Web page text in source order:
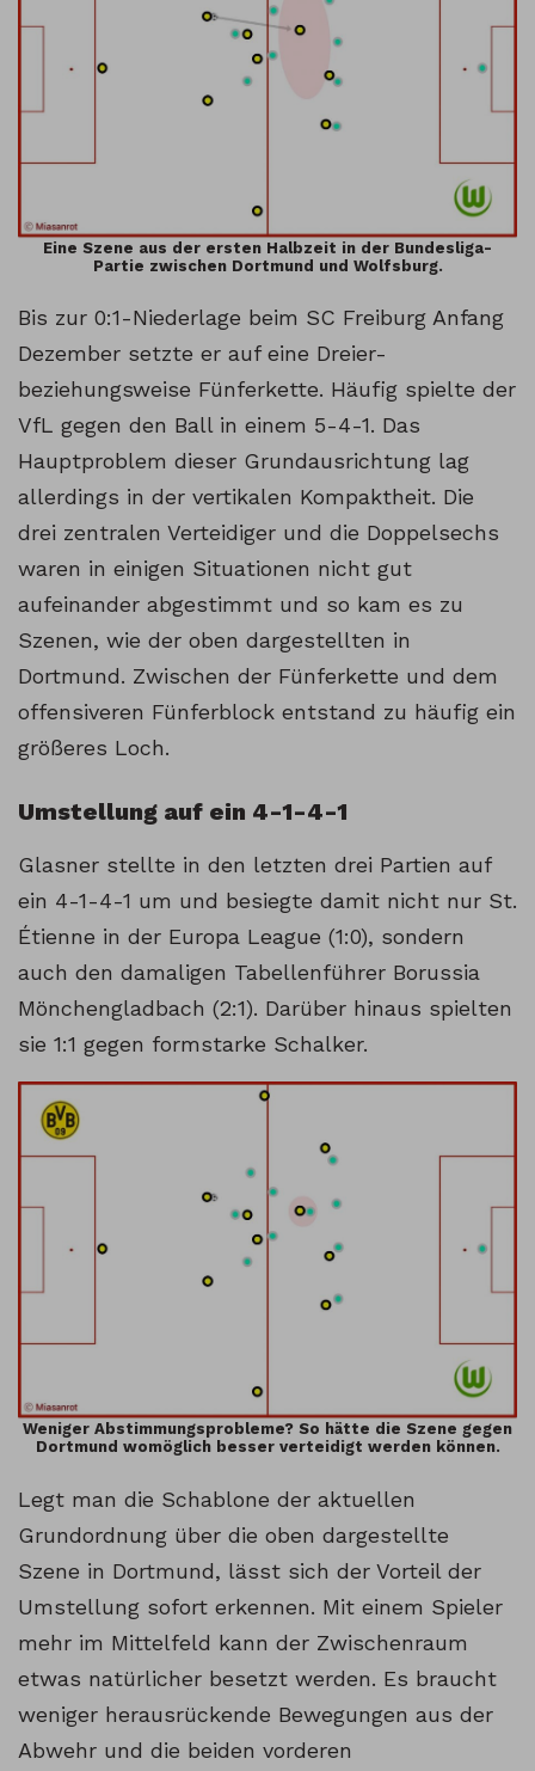
Eine Szene aus der ersten Halbzeit in der Bundesliga-
Partie zwischen Dortmund und Wolfsburg.
Bis zur 0:1-Niederlage beim SC Freiburg Anfang
Dezember setzte er auf eine Dreier-
beziehungsweise Fünferkette. Häufig spielte der
VfL gegen den Ball in einem 5-4-1. Das
Hauptproblem dieser Grundausrichtung lag
allerdings in der vertikalen Kompaktheit. Die
drei zentralen Verteidiger und die Doppelsechs
waren in einigen Situationen nicht gut
aufeinander abgestimmt und so kam es zu
Szenen, wie der oben dargestellten in
Dortmund. Zwischen der Fünferkette und dem
offensiveren Fünferblock entstand zu häufig ein
größeres Loch.
Umstellung auf ein 4-1-4-1
Glasner stellte in den letzten drei Partien auf
ein 4-1-4-1 um und besiegte damit nicht nur St.
Étienne in der Europa League (1:0), sondern
auch den damaligen Tabellenführer Borussia
Mönchengladbach (2:1). Darüber hinaus spielten
sie 1:1 gegen formstarke Schalker.
Weniger Abstimmungsprobleme? So hätte die Szene gegen
Dortmund womöglich besser verteidigt werden können.
Legt man die Schablone der aktuellen
Grundordnung über die oben dargestellte
Szene in Dortmund, lässt sich der Vorteil der
Umstellung sofort erkennen. Mit einem Spieler
mehr im Mittelfeld kann der Zwischenraum
etwas natürlicher besetzt werden. Es braucht
weniger herausrückende Bewegungen aus der
Abwehr und die beiden vorderen